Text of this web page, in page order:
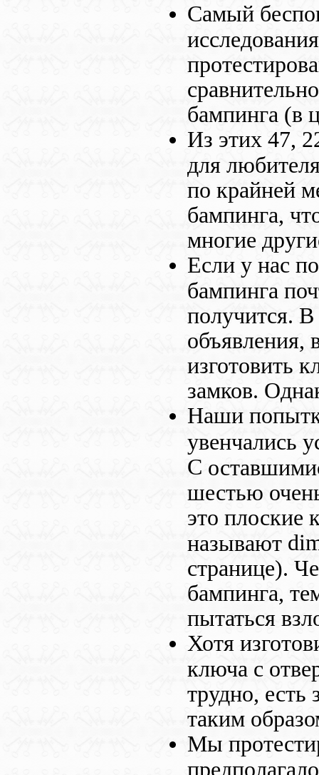
Самый
бампинга (в
Из этих 47,
для
по крайней
бампинга,
многие
Если у нас
бампинга
получится.
объявления,
изготовить
замков.
Наши
увенчались
C
шестью
это плоские
называют
странице).
бампинга,
пытаться
Хотя
ключа с
трудно,
таким
Мы